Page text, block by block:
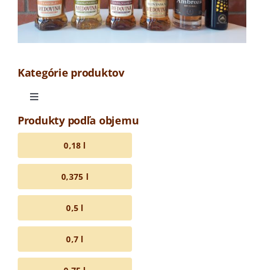
Kategórie produktov
Toggle
Navigation
Odrodová medovina
Medovina OAK LINE
Barrique medovina
Tradičná medovina
Produkty podľa objemu
0,18 l
0,375 l
0,5 l
0,7 l